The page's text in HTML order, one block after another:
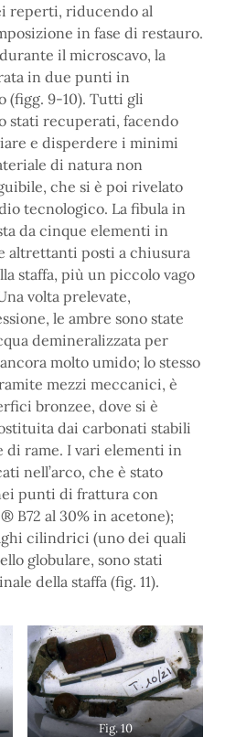
reperti, riducendo al
in fase di restauro.
il microscavo, la
in due punti in
(figg. 9-10). Tutti gli
stati recuperati, facendo
e disperdere i minimi
di natura non
che si è poi rivelato
tecnologico. La fibula in
da cinque elementi in
altrettanti posti a chiusura
staffa, più un piccolo vago
volta prelevate,
le ambre sono state
demineralizzata per
molto umido; lo stesso
mezzi meccanici, è
bronzee, dove si è
dai carbonati stabili
rame. I vari elementi in
nell’arco, che è stato
punti di frattura con
B72 al 30% in acetone);
cilindrici (uno dei quali
globulare, sono stati
della staffa (fig. 11).
Fig. 10